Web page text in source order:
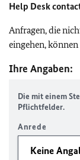
Help Desk
Anfragen, die
eingehen,
Ihre Angaben:
Die mit einem
Pflichtfelder.
Anrede